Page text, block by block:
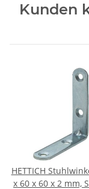
Kunden
HETTICH
x 60 x 60 x 2 mm,